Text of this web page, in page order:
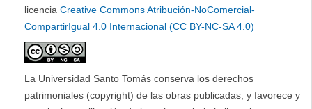
licencia Creative Commons Atribución-NoComercial-
CompartirIgual 4.0 Internacional (CC BY-NC-SA 4.0)
La Universidad Santo Tomás conserva los derechos
patrimoniales (copyright) de las obras publicadas, y favorece y